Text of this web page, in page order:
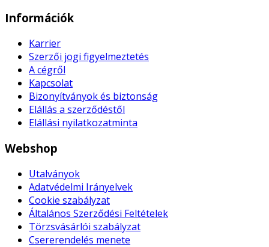
Információk
Karrier
Szerzői jogi figyelmeztetés
A cégről
Kapcsolat
Bizonyítványok és biztonság
Elállás a szerződéstől
Elállási nyilatkozatminta
Webshop
Utalványok
Adatvédelmi Irányelvek
Cookie szabályzat
Általános Szerződési Feltételek
Törzsvásárlói szabályzat
Csererendelés menete